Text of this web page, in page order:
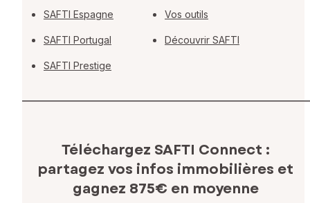
SAFTI Espagne
SAFTI Portugal
SAFTI Prestige
Vos outils
Découvrir SAFTI
Téléchargez SAFTI Connect :
partagez vos infos immobilières et
gagnez 875€ en moyenne